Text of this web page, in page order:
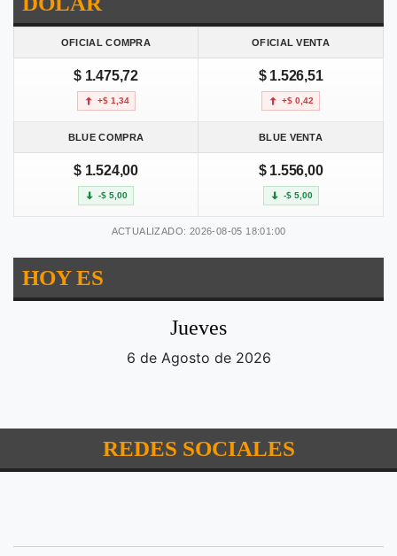
OFICIAL COMPRA OFICIAL VENTA
$ 1.475,72
+$ 1,34
$ 1.526,51
+$ 0,42
BLUE COMPRA BLUE VENTA
$ 1.524,00
-$ 5,00
$ 1.556,00
-$ 5,00
ACTUALIZADO: 2026-08-05 18:01:00
HOY ES
Jueves
6 de Agosto de 2026
REDES SOCIALES